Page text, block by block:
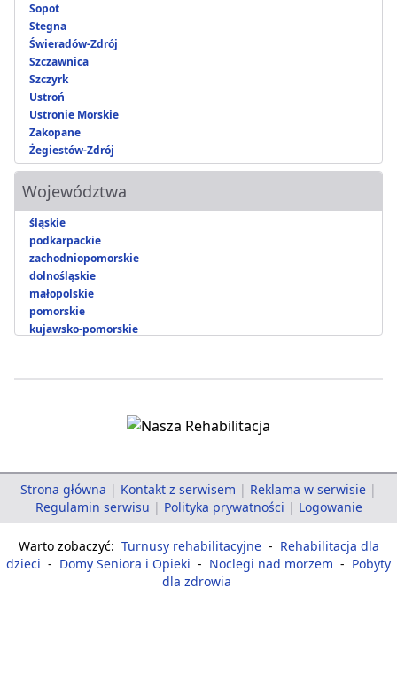
Sopot
Stegna
Świeradów-Zdrój
Szczawnica
Szczyrk
Ustroń
Ustronie Morskie
Zakopane
Żegiestów-Zdrój
Województwa
śląskie
podkarpackie
zachodniopomorskie
dolnośląskie
małopolskie
pomorskie
kujawsko-pomorskie
Strona główna | Kontakt z serwisem | Reklama w serwisie |
Regulamin serwisu | Polityka prywatności | Logowanie
Warto zobaczyć: Turnusy rehabilitacyjne - Rehabilitacja dla
dzieci - Domy Seniora i Opieki - Noclegi nad morzem - Pobyty
dla zdrowia